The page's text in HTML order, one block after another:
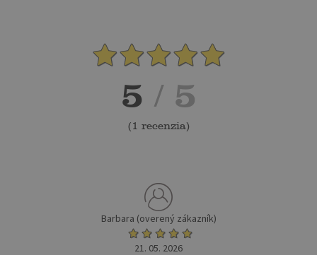
5 / 5
(1 recenzia)
Barbara (overený zákazník)
21. 05. 2026